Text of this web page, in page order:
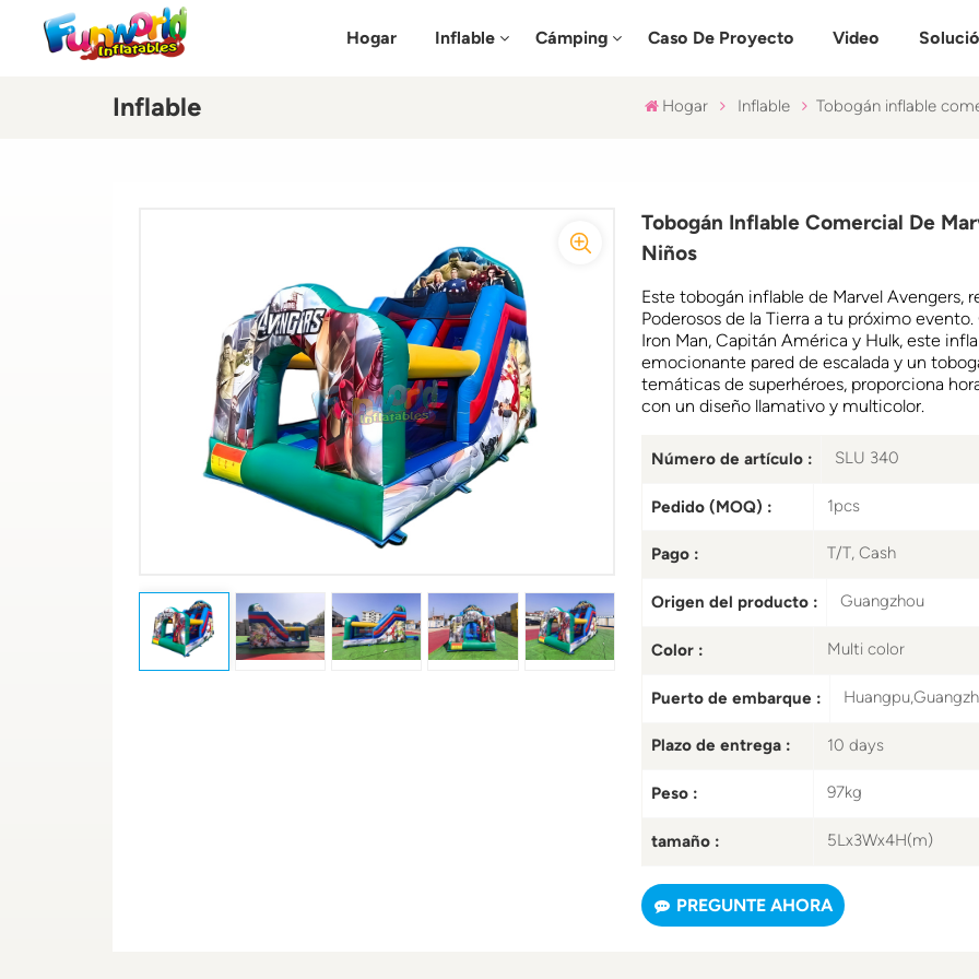
Hogar Inflable Cámping Caso De Proyecto Video
Inflable Hogar Inflable Tobogán inflable
Tobogán Inflable Comercial De
Niños
Este tobogán inflable de Marvel Avengers,
Poderosos de la Tierra a tu próximo
Iron Man, Capitán América y Hulk, este
emocionante pared de escalada y un
temáticas de superhéroes, proporciona
con un diseño llamativo y multicolor.
Número de artículo : SLU 340
Pedido (MOQ) : 1pcs
Pago : T/T, Cash
Origen del producto : Guangzhou
Color : Multi color
Puerto de embarque :
Plazo de entrega : 10 days
Peso : 97kg
tamaño : 5Lx3Wx4H(m)
PREGUNTE AHORA